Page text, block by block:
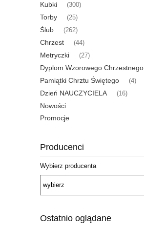
Kubki (300)
Torby (25)
Ślub (262)
Chrzest (44)
Metryczki (27)
Dyplom Wzorowego Chrzestnego
Pamiątki Chrztu Świętego (4)
Dzień NAUCZYCIELA (16)
Nowości
Promocje
Producenci
Wybierz producenta
Ostatnio oglądane